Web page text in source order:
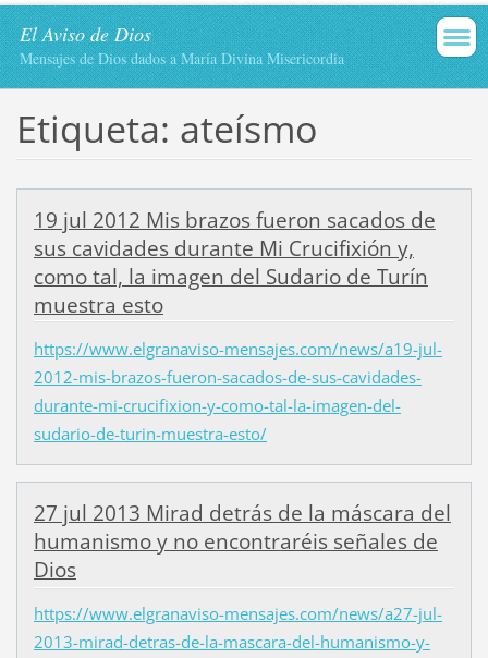
El Aviso de Dios
Mensajes de Dios dados a María Divina Misericordia
Etiqueta: ateísmo
19 jul 2012 Mis brazos fueron sacados de
sus cavidades durante Mi Crucifixión y,
como tal, la imagen del Sudario de Turín
muestra esto
https://www.elgranaviso-mensajes.com/news/a19-jul-
2012-mis-brazos-fueron-sacados-de-sus-cavidades-
durante-mi-crucifixion-y-como-tal-la-imagen-del-
sudario-de-turin-muestra-esto/
27 jul 2013 Mirad detrás de la máscara del
humanismo y no encontraréis señales de
Dios
https://www.elgranaviso-mensajes.com/news/a27-jul-
2013-mirad-detras-de-la-mascara-del-humanismo-y-